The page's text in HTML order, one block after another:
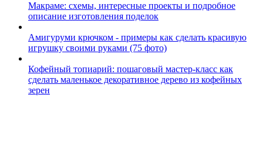
Макраме: схемы, интересные проекты и подробное
описание изготовления поделок
Амигуруми крючком - примеры как сделать красивую
игрушку своими руками (75 фото)
Кофейный топиарий: пошаговый мастер-класс как
сделать маленькое декоративное дерево из кофейных
зерен